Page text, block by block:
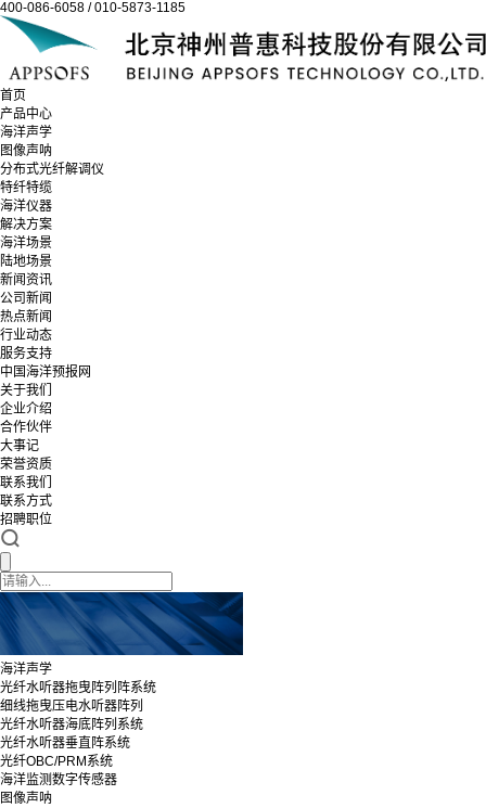
400-086-6058 / 010-5873-1185
首页
产品中心
海洋声学
图像声呐
分布式光纤解调仪
特纤特缆
海洋仪器
解决方案
海洋场景
陆地场景
新闻资讯
公司新闻
热点新闻
行业动态
服务支持
中国海洋预报网
关于我们
企业介绍
合作伙伴
大事记
荣誉资质
联系我们
联系方式
招聘职位
海洋声学
光纤水听器拖曳阵列阵系统
细线拖曳压电水听器阵列
光纤水听器海底阵列系统
光纤水听器垂直阵系统
光纤OBC/PRM系统
海洋监测数字传感器
图像声呐